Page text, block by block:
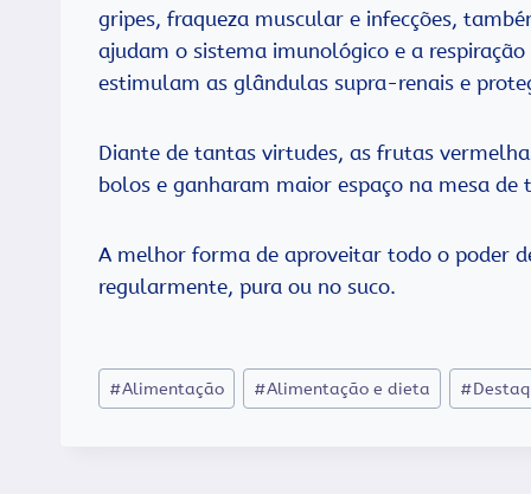
gripes, fraqueza muscular e infecções,
ajudam o sistema imunológico e a
estimulam as glândulas supra-renais e
Diante de tantas virtudes, as frutas
bolos e ganharam maior espaço na mesa
A melhor forma de aproveitar todo o poder
regularmente, pura ou no suco.
Tags
do
#Alimentação #Alimentação e dieta #